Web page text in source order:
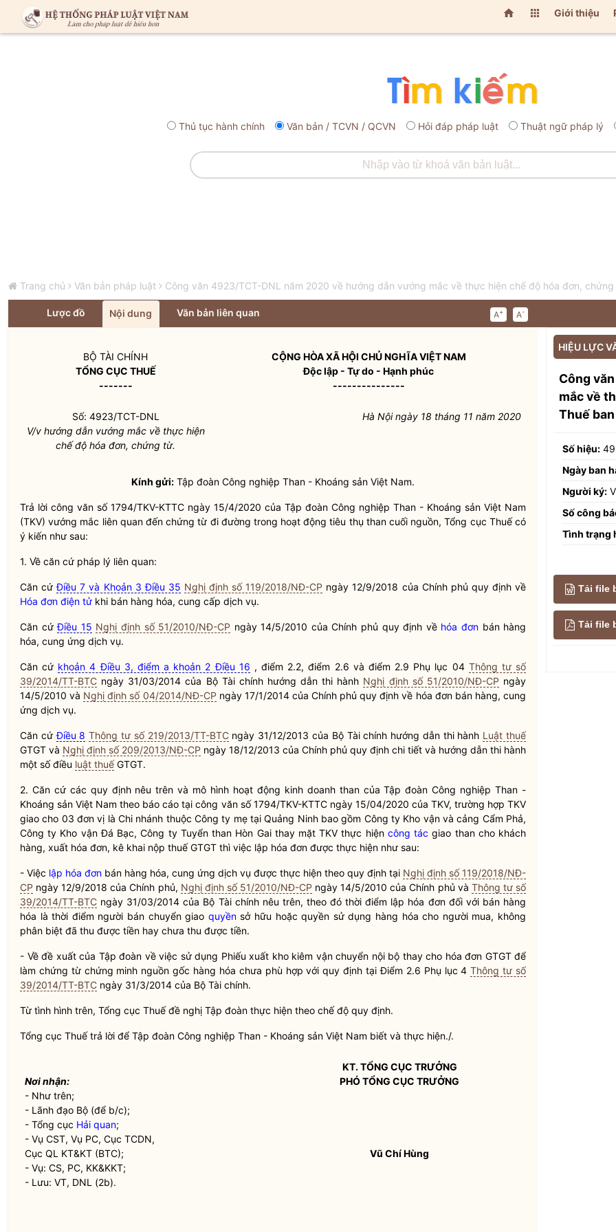
  Giới thiệu
Thủ tục hành chính Văn bản / TCVN / QCVN Hỏi đáp pháp luật Thuật ngữ pháp lý
Trang chủ Văn bản pháp luật Công văn 4923/TCT-DNL năm 2020 về hướng dẫn vướng mắc về thực hiện chế độ hóa đơn,
Lược đồ Nội dung Văn bản liên quan A+ A-
BỘ TÀI CHÍNH
TỔNG CỤC THUẾ
-------
CỘNG HÒA XÃ HỘI CHỦ NGHĨA VIỆT NAM
Độc lập - Tự do - Hạnh phúc
---------------
Số: 4923/TCT-DNL
V/v hướng dẫn vướng mắc về thực hiện
chế độ hóa đơn, chứng từ.
Hà Nội ngày 18 tháng 11 năm 2020
Kính gửi: Tập đoàn Công nghiệp Than - Khoáng sản Việt Nam.
Trả lời công văn số 1794/TKV-KTTC ngày 15/4/2020 của Tập đoàn Công nghiệp Than - Khoáng sản Việt Nam
(TKV) vướng mắc liên quan đến chứng từ đi đường trong hoạt động tiêu thụ than cuối nguồn, Tổng cục Thuế có
ý kiến như sau:
1. Về căn cứ pháp lý liên quan:
Căn cứĐiều 7 và Khoản 3 Điều 35 Nghị định số 119/2018/NĐ-CP ngày 12/9/2018 của Chính phủ quy định về
Hóa đơn điện tử khi bán hàng hóa, cung cấp dịch vụ.
Căn cứĐiều 15 Nghị định số 51/2010/NĐ-CP ngày 14/5/2010 của Chính phủ quy định về hóa đơnbán hàng
hóa, cung ứng dịch vụ.
Căn cứ khoản 4 Điều 3, điểm a khoản 2 Điều 16 , điểm 2.2, điểm 2.6 và điểm 2.9 Phụ lục 04 Thông tư số
39/2014/TT-BTC ngày 31/03/2014 của Bộ Tài chính hướng dẫn thi hành Nghị định số 51/2010/NĐ-CP ngày
14/5/2010 và Nghị định số 04/2014/NĐ-CP ngày 17/1/2014 của Chính phủ quy định về hóa đơnbán hàng, cung
ứng dịch vụ.
Căn cứĐiều 8 Thông tư số 219/2013/TT-BTCngày 31/12/2013 của Bộ Tài chính hướng dẫn thi hành Luật thuế
GTGT và Nghị định số 209/2013/NĐ-CP ngày 18/12/2013 của Chính phủ quy định chi tiết và hướng dẫn thi hành
một số điều luật thuếGTGT.
2. Căn cứ các quy định nêu trên và mô hình hoạt động kinh doanh than của Tập đoàn Công nghiệp Than -
Khoáng sản Việt Nam theo báo cáo tại công văn số 1794/TKV-KTTC ngày 15/04/2020 của TKV, trường hợp TKV
giao cho 03 đơn vị là Chi nhánh thuộc Công ty mẹ tại Quảng Ninh bao gồm Công ty Kho vận và cảng Cẩm Phả,
Công ty Kho vận Đá Bạc, Công ty Tuyển than Hòn Gai thay mặt TKV thực hiện công tác giao than cho khách
hàng, xuất hóa đơn, kê khai nộp thuế GTGT thì việc lập hóa đơn được thực hiện như sau:
- Việc lập hóa đơn bán hàng hóa, cung ứng dịch vụ được thực hiện theo quy định tại Nghị định số 119/2018/NĐ-
CP ngày 12/9/2018 của Chính phủ, Nghị định số 51/2010/NĐ-CP ngày 14/5/2010 của Chính phủ và Thông tư số
39/2014/TT-BTC ngày 31/03/2014 của Bộ Tài chính nêu trên, theo đó thời điểm lập hóa đơnđối với bán hàng
hóa là thời điểm người bán chuyển giao quyềnsở hữu hoặcquyền sử dụng hàng hóa cho người mua, không
phân biệt đã thu được tiền hay chưa thu được tiền.
- Về đề xuất của Tập đoàn về việc sử dụng Phiếu xuất kho kiêm vận chuyển nội bộ thay cho hóa đơn GTGT để
làm chứng từ chứng minh nguồn gốc hàng hóa chưa phù hợp với quy định tại Điểm 2.6 Phụ lục 4Thông tư số
39/2014/TT-BTC ngày 31/3/2014 của Bộ Tài chính.
Từ tình hình trên, Tổng cục Thuế đề nghị Tập đoàn thực hiện theo chế độ quy định.
Tổng cục Thuế trả lời để Tập đoàn Công nghiệp Than - Khoáng sản Việt Nam biết và thực hiện./.
Nơi nhận:
- Như trên;
- Lãnh đạo Bộ (để b/c);
- Tổng cục Hải quan;
- Vụ CST, Vụ PC, Cục TCDN,
Cục QL KT&KT (BTC);
- Vụ: CS, PC, KK&KKT;
- Lưu: VT, DNL (2b).
KT. TỔNG CỤC TRƯỞNG
PHÓ TỔNG CỤC TRƯỞNG
Vũ Chí Hùng
HIỆU LỰC
Công
mắc về
Thuế
Số hiệu:
Ngày ban
Người ký:
Số công
Tình trạng
Tải file
Tải file